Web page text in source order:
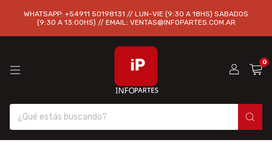
WHATSAPP: +54911 50198131 // LUN-VIE (9:30 A 18HS) SABADOS
(9:30 A 13:00HS) // EMAIL: VENTAS@INFOPARTES.COM.AR
0